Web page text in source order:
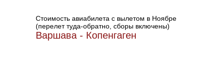
Стоимость авиабилета с вылетом в Ноябре
(перелет туда-обратно, сборы включены)
Варшава - Копенгаген